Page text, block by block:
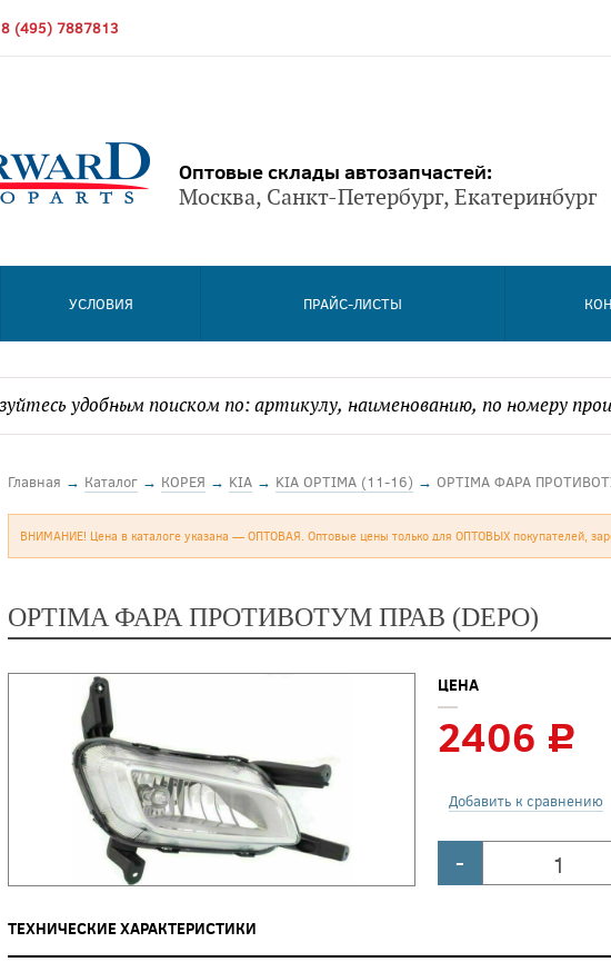
8 (495) 7887813
Оптовые склады автозапчастей:
Москва, Санкт-Петербург, Екатеринбург
УСЛОВИЯ ПРАЙС-ЛИСТЫ
Главная → Каталог → КОРЕЯ → KIA → KIA OPTIMA (11-16) → OPTIMA ФАРА
ВНИМАНИЕ! Цена в каталоге указана — ОПТОВАЯ. Оптовые цены только для ОПТОВЫХ покупателей,
OPTIMA ФАРА ПРОТИВОТУМ ПРАВ (DEPO)
ЦЕНА
2406 c
Добавить к сравнению
-
ТЕХНИЧЕСКИЕ ХАРАКТЕРИСТИКИ